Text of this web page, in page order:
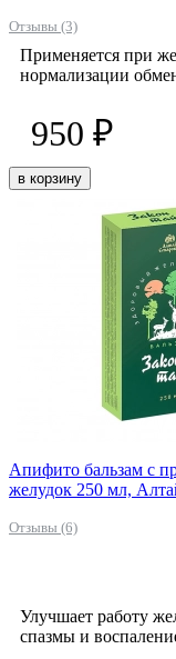
Отзывы (3)
Применяется при
нормализации
950 ₽
в корзину
Апифито бальзам с
желудок 250 мл,
Отзывы (6)
Улучшает работу
спазмы и